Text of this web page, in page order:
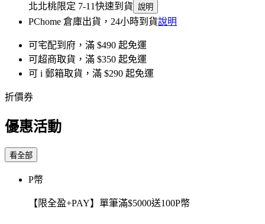
北北桃限定 7-11快速到貨 說明
PChome 倉庫出貨，24小時到貨說明
可宅配到府，滿 $490 起免運
可超商取貨，滿 $350 起免運
可 i 郵箱取貨，滿 $290 起免運
折價券
優惠活動
看全部
P幣
【限全盈+PAY】單筆滿$5000送100P幣